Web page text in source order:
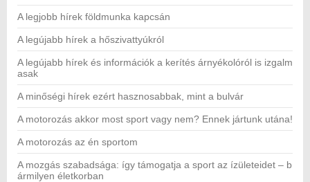
A legjobb hírek földmunka kapcsán
A legújabb hírek a hőszivattyúkról
A legújabb hírek és információk a kerítés árnyékolóról is izgalm
asak
A minőségi hírek ezért hasznosabbak, mint a bulvár
A motorozás akkor most sport vagy nem? Ennek jártunk utána!
A motorozás az én sportom
A mozgás szabadsága: így támogatja a sport az ízületeidet – b
ármilyen életkorban